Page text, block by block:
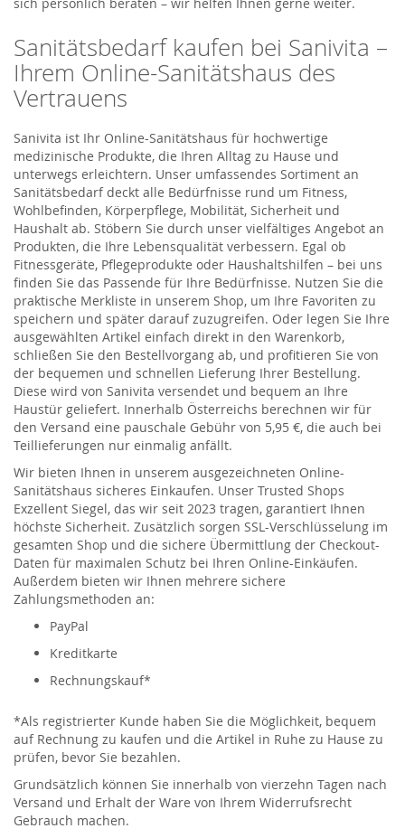
sich persönlich beraten – wir helfen Ihnen gerne weiter.
Sanitätsbedarf kaufen bei Sanivita –
Ihrem Online-Sanitätshaus des
Vertrauens
Sanivita ist Ihr Online-Sanitätshaus für hochwertige
medizinische Produkte, die Ihren Alltag zu Hause und
unterwegs erleichtern. Unser umfassendes Sortiment an
Sanitätsbedarf deckt alle Bedürfnisse rund um Fitness,
Wohlbefinden, Körperpflege, Mobilität, Sicherheit und
Haushalt ab. Stöbern Sie durch unser vielfältiges Angebot an
Produkten, die Ihre Lebensqualität verbessern. Egal ob
Fitnessgeräte, Pflegeprodukte oder Haushaltshilfen – bei uns
finden Sie das Passende für Ihre Bedürfnisse. Nutzen Sie die
praktische Merkliste in unserem Shop, um Ihre Favoriten zu
speichern und später darauf zuzugreifen. Oder legen Sie Ihre
ausgewählten Artikel einfach direkt in den Warenkorb,
schließen Sie den Bestellvorgang ab, und profitieren Sie von
der bequemen und schnellen Lieferung Ihrer Bestellung.
Diese wird von Sanivita versendet und bequem an Ihre
Haustür geliefert. Innerhalb Österreichs berechnen wir für
den Versand eine pauschale Gebühr von 5,95 €, die auch bei
Teillieferungen nur einmalig anfällt.
Wir bieten Ihnen in unserem ausgezeichneten Online-
Sanitätshaus sicheres Einkaufen. Unser Trusted Shops
Exzellent Siegel, das wir seit 2023 tragen, garantiert Ihnen
höchste Sicherheit. Zusätzlich sorgen SSL-Verschlüsselung im
gesamten Shop und die sichere Übermittlung der Checkout-
Daten für maximalen Schutz bei Ihren Online-Einkäufen.
Außerdem bieten wir Ihnen mehrere sichere
Zahlungsmethoden an:
PayPal
Kreditkarte
Rechnungskauf*
*Als registrierter Kunde haben Sie die Möglichkeit, bequem
auf Rechnung zu kaufen und die Artikel in Ruhe zu Hause zu
prüfen, bevor Sie bezahlen.
Grundsätzlich können Sie innerhalb von vierzehn Tagen nach
Versand und Erhalt der Ware von Ihrem Widerrufsrecht
Gebrauch machen.